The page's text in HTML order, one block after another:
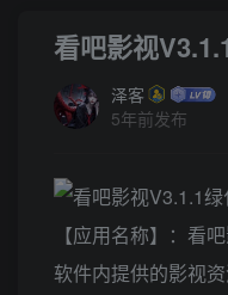
看吧影视
泽客
5年前发布
【应用名称】：看
软件内提供的影视